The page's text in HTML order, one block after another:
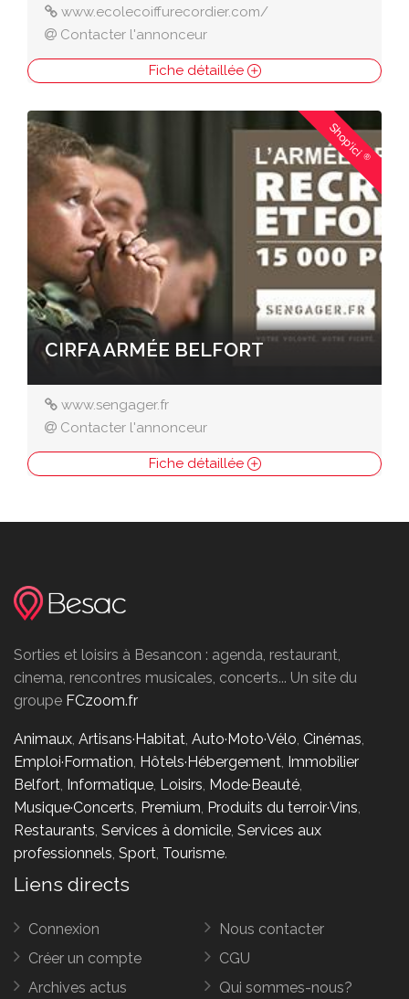
www.ecolecoiffurecordier.com/
Contacter l'annonceur
Fiche détaillée
Shop'ici®
CIRFA ARMÉE BELFORT
www.sengager.fr
Contacter l'annonceur
Fiche détaillée
Sorties et loisirs à Besancon : agenda, restaurant,
cinema, rencontres musicales, concerts... Un site du
groupe FCzoom.fr
Animaux, Artisans·Habitat, Auto·Moto·Vélo, Cinémas,
Emploi·Formation, Hôtels·Hébergement, Immobilier
Belfort, Informatique, Loisirs, Mode·Beauté,
Musique·Concerts, Premium, Produits du terroir·Vins,
Restaurants, Services à domicile, Services aux
professionnels, Sport, Tourisme.
Liens directs
Connexion
Créer un compte
Archives actus
Nous contacter
CGU
Qui sommes-nous?